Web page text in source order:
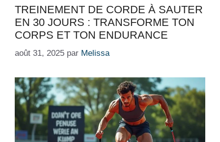
TREINEMENT DE CORDE À SAUTER
EN 30 JOURS : TRANSFORME TON
CORPS ET TON ENDURANCE
août 31, 2025 par Melissa